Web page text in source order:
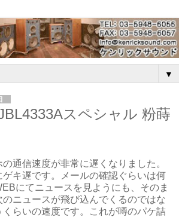
▼
スペシャル 粉蒔
通信速度が非常に遅くなりました。
キ遅です。メールの確認ぐらいは何
にてニュースを見ようにも、そのま
のニュースが飛び込んでくるのではな
らいの速度です。これが噂のパケ詰